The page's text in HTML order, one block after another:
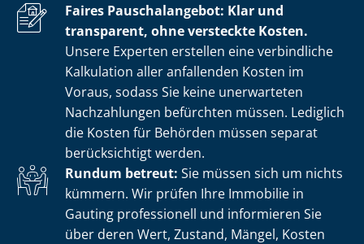
Faires Pauschalangebot: Klar und
transparent, ohne versteckte Kosten.
Unsere Experten erstellen eine verbindliche
Kalkulation aller anfallenden Kosten im
Voraus, sodass Sie keine unerwarteten
Nachzahlungen befürchten müssen. Lediglich
die Kosten für Behörden müssen separat
berücksichtigt werden.
Rundum betreut: Sie müssen sich um nichts
kümmern. Wir prüfen Ihre Immobilie in
Gauting professionell und informieren Sie
über deren Wert, Zustand, Mängel, Kosten